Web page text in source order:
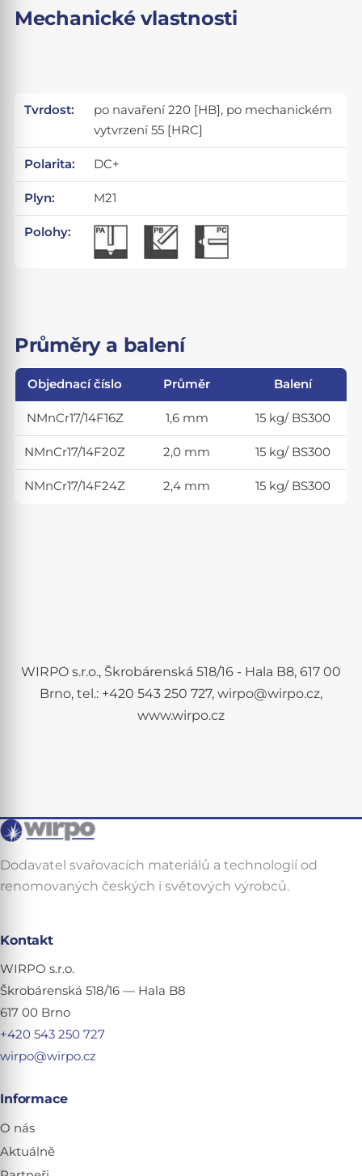
Mechanické vlastnosti
Tvrdost:
po navaření 220 [HB], po mechanickém
vytvrzení 55 [HRC]
Polarita: DC+
Plyn: M21
Polohy:
Průměry a balení
Objednací číslo Průměr Balení
NMnCr17/14F16Z 1,6 mm 15 kg/ BS300
NMnCr17/14F20Z 2,0 mm 15 kg/ BS300
NMnCr17/14F24Z 2,4 mm 15 kg/ BS300
WIRPO s.r.o., Škrobárenská 518/16 - Hala B8, 617 00
Brno, tel.: +420 543 250 727, wirpo@wirpo.cz,
www.wirpo.cz
Dodavatel svařovacích materiálů a technologií od
renomovaných českých i světových výrobců.
Kontakt
WIRPO s.r.o.
Škrobárenská 518/16 — Hala B8
617 00 Brno
+420 543 250 727
wirpo@wirpo.cz
Informace
O nás
Aktuálně